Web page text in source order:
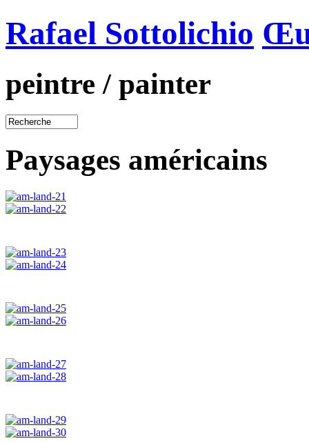
Rafael Sottolichio
peintre / painter
Paysages américains